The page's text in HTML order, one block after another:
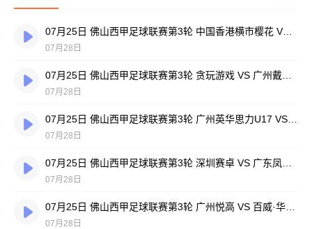
07月25日 佛山西甲足球联赛第3轮 中国香港横市樱花 VS 吉图省实青年 全场录像
07月28日
07月28日
07月28日
07月28日
07月28日